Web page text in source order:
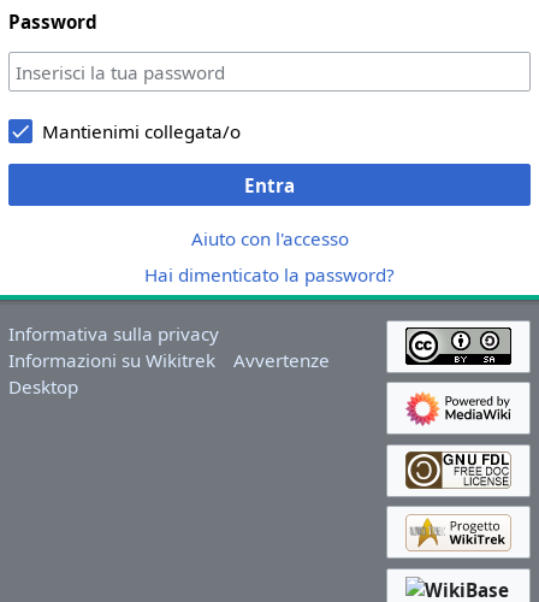
Password
Mantienimi collegata/o
Entra
Aiuto con l'accesso
Hai dimenticato la password?
Informativa sulla privacy
Informazioni su Wikitrek
Avvertenze
Desktop